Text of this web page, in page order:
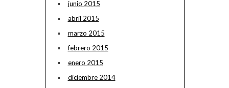
junio 2015
abril 2015
marzo 2015
febrero 2015
enero 2015
diciembre 2014